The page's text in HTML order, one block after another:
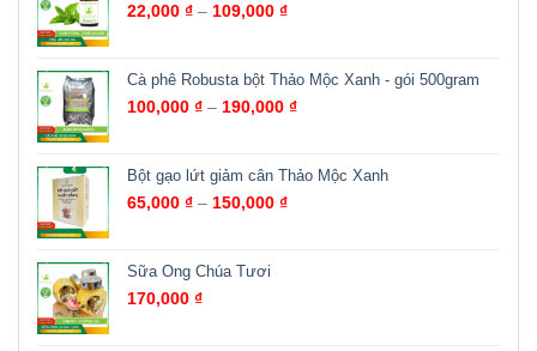
22,000 ₫ – 109,000 ₫
Cà phê Robusta bột Thảo Mộc Xanh - gói 500gram
100,000 ₫ – 190,000 ₫
Bột gạo lứt giảm cân Thảo Mộc Xanh
65,000 ₫ – 150,000 ₫
Sữa Ong Chúa Tươi
170,000 ₫